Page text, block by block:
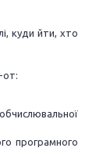
куди йти, хто
от:
програмного